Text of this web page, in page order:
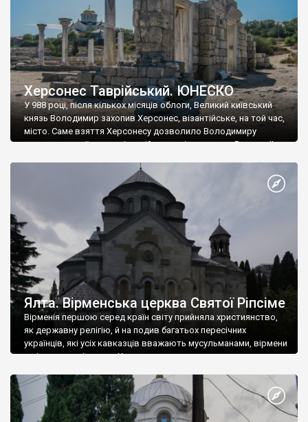
Херсонес Таврійський. ЮНЕСКО
У 988 році, після кількох місяців облоги, Великий київський
князь Володимир захопив Херсонес, візантійське, на той час,
місто. Саме взяття Херсонесу дозволило Володимиру
диктувати свої умови візантійському імператору Василю ІІ, та
Херсонесі Володимир-язичник, став Василем-християнином.
А потім було Хрещення Русі. На честь Херсонесу Таврійського
Ялта. Вірменська церква Святої Ріпсіме
Вірменія першою серед країн світу прийняла християнство,
як державну релігію, й на подив багатьох пересічних
українців, які усіх кавказців вважають мусульманами, вірмени
є відданими вірянами Христа